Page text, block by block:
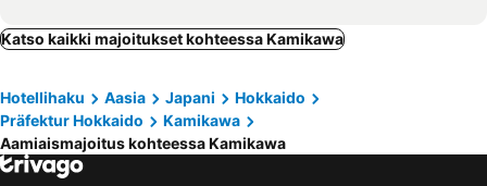
Katso kaikki majoitukset kohteessa Kamikawa
Hotellihaku Aasia Japani
Hokkaido
Präfektur Hokkaido
Kamikawa
Aamiaismajoitus kohteessa Kamikawa